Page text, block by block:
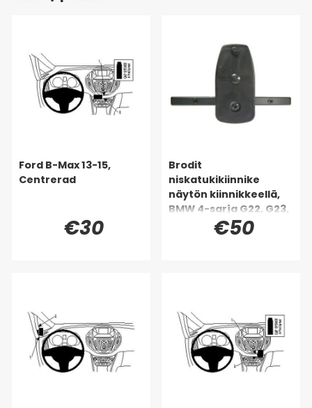
Ford B-Max 13-15,
Centrerad
€30
Brodit
niskatukikiinnike
näytön kiinnikkeellä,
BMW 4-sarja G22, G23,
G24, G26 88-26
€50